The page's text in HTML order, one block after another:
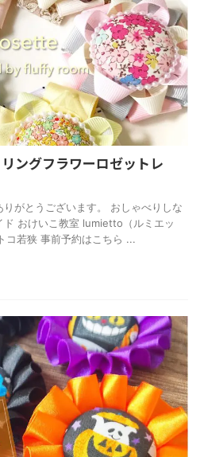
ングフラワーロゼットレ
がとうございます。 おしゃべりしな
ド おけいこ教室 lumietto（ルミエッ
コ若狭 事前予約はこちら ...